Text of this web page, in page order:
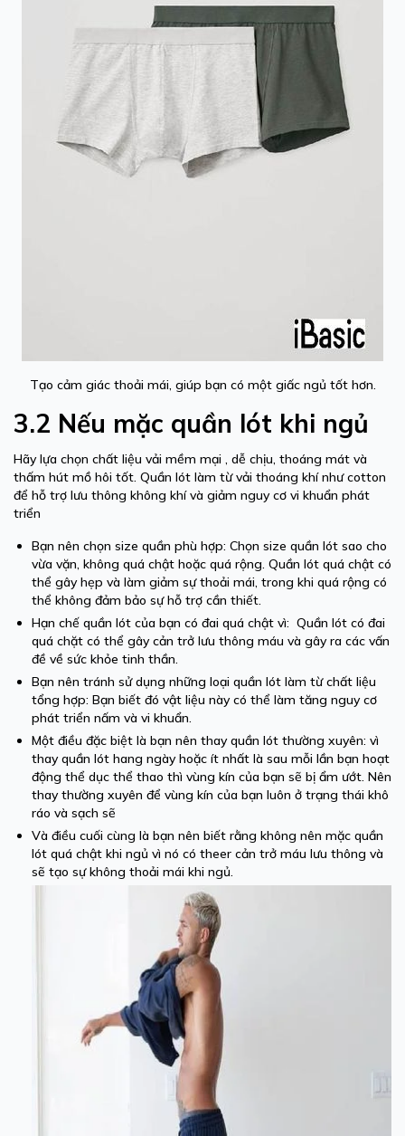
Tạo cảm giác thoải mái, giúp bạn có một giấc ngủ tốt hơn.
3.2 Nếu mặc quần lót khi ngủ
Hãy lựa chọn chất liệu vải mềm mại , dễ chịu, thoáng mát và
thấm hút mồ hôi tốt. Quần lót làm từ vải thoáng khí như cotton
để hỗ trợ lưu thông không khí và giảm nguy cơ vi khuẩn phát
triển
Bạn nên chọn size quần phù hợp: Chọn size quần lót sao cho
vừa vặn, không quá chật hoặc quá rộng. Quần lót quá chật có
thể gây hẹp và làm giảm sự thoải mái, trong khi quá rộng có
thể không đảm bảo sự hỗ trợ cần thiết.
Hạn chế quần lót của bạn có đai quá chật vì: Quần lót có đai
quá chặt có thể gây cản trở lưu thông máu và gây ra các vấn
đề về sức khỏe tinh thần.
Bạn nên tránh sử dụng những loại quần lót làm từ chất liệu
tổng hợp: Bạn biết đó vật liệu này có thể làm tăng nguy cơ
phát triển nấm và vi khuẩn.
Một điều đặc biệt là bạn nên thay quần lót thường xuyên: vì
thay quần lót hang ngày hoặc ít nhất là sau mỗi lần bạn hoạt
động thể dục thể thao thì vùng kín của bạn sẽ bị ẩm ướt. Nên
thay thường xuyên để vùng kín của bạn luôn ở trạng thái khô
ráo và sạch sẽ
Và điều cuối cùng là bạn nên biết rằng không nên mặc quần
lót quá chật khi ngủ vì nó có theer cản trở máu lưu thông và
sẽ tạo sự không thoải mái khi ngủ.